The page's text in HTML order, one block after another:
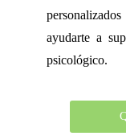
ayudarte a
psicológico.